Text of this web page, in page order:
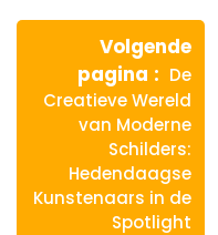
Volgende
pagina
De
Creatieve Wereld
van Moderne
Schilders:
Hedendaagse
Kunstenaars in de
Spotlight